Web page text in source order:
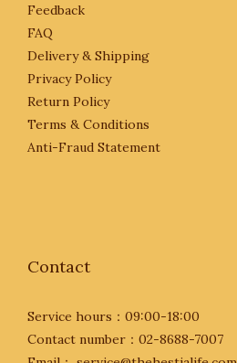
Feedback
FAQ
Delivery & Shipping
Privacy Policy
Return Policy
Terms & Conditions
Anti-Fraud Statement
Contact
Service hours：09:00-18:00
Contact number：02-8688-7007